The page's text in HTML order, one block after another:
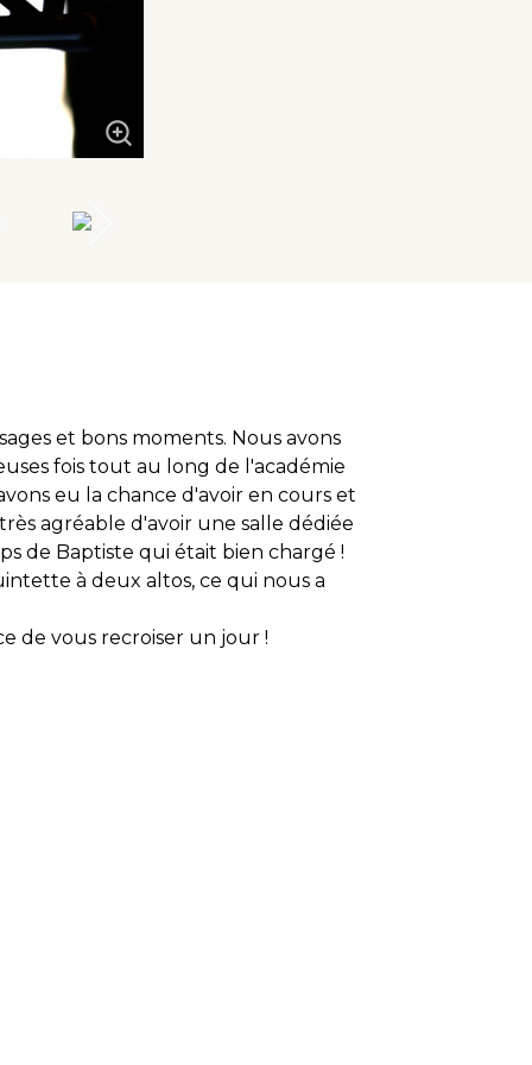
et bons moments. Nous avons
fois tout au long de l'académie
eu la chance d'avoir en cours et
agréable d'avoir une salle dédiée
de Baptiste qui était bien chargé !
à deux altos, ce qui nous a
de vous recroiser un jour !